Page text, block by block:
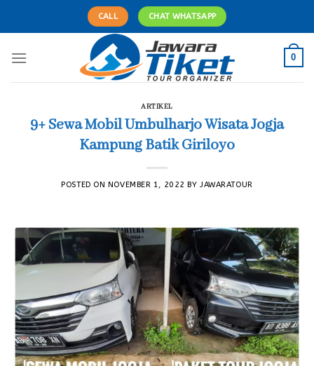
CALL CHAT WHATSAPP
0
ARTIKEL
9+ Sewa Mobil Umbulharjo Wisata Jogja
Kampung Batik Giriloyo
POSTED ON NOVEMBER 1, 2022 BYJAWARATOUR